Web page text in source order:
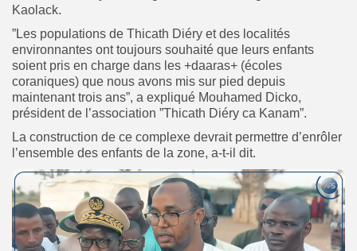
Kaolack.
”Les populations de Thicath Diéry et des localités
environnantes ont toujours souhaité que leurs enfants
soient pris en charge dans les +daaras+ (écoles
coraniques) que nous avons mis sur pied depuis
maintenant trois ans”, a expliqué Mouhamed Dicko,
président de l’association ”Thicath Diéry ca Kanam”.
La construction de ce complexe devrait permettre d’enrôler
l’ensemble des enfants de la zone, a-t-il dit.